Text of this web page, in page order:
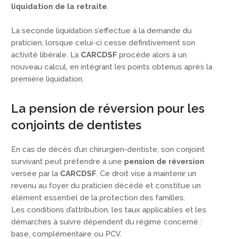
liquidation de la retraite.
La seconde liquidation s’effectue à la demande du
praticien, lorsque celui-ci cesse définitivement son
activité libérale. La CARCDSF procède alors à un
nouveau calcul, en intégrant les points obtenus après la
première liquidation.
La pension de réversion pour les
conjoints de dentistes
En cas de décès d’un chirurgien-dentiste, son conjoint
survivant peut prétendre à une pension de réversion
versée par la CARCDSF. Ce droit vise à maintenir un
revenu au foyer du praticien décédé et constitue un
élément essentiel de la protection des familles.
Les conditions d’attribution, les taux applicables et les
démarches à suivre dépendent du régime concerné :
base, complémentaire ou PCV.